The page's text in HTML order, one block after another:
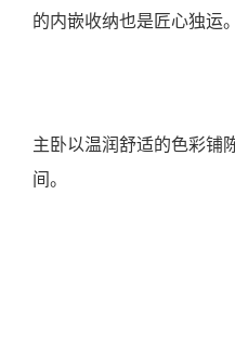
的内嵌收纳也是匠心独运。
主卧以温润舒适的色彩铺
间。